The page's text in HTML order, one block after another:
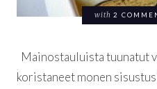
with 2
Mainostauluista tuunatut
koristaneet monen